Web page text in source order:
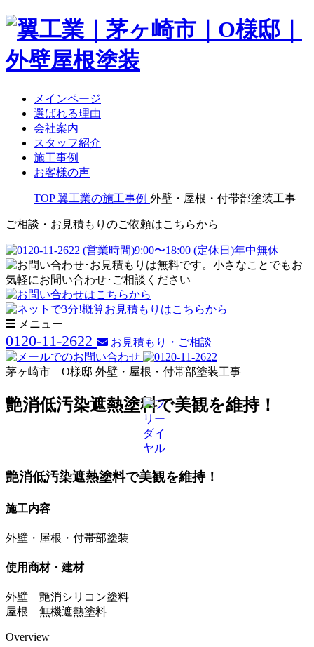
メインページ
選ばれる理由
会社案内
スタッフ紹介
施工事例
お客様の声
TOP 翼工業の施工事例 外壁・屋根・付帯部塗装工事
ご相談・お見積もりのご依頼はこちらから
メニュー
0120-11-2622 お見積もり・ご相談
茅ヶ崎市 O様邸 外壁・屋根・付帯部塗装工事
艶消低汚染遮熱塗料で美観を維持！
艶消低汚染遮熱塗料で美観を維持！
施工内容
外壁・屋根・付帯部塗装
使用商材・建材
外壁 艶消シリコン塗料
屋根 無機遮熱塗料
Overview